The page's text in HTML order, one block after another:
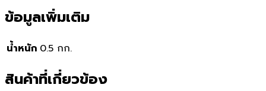
ข้อมูลเพิ่มเติม
น้ำหนัก 0.5 กก.
สินค้าที่เกี่ยวข้อง